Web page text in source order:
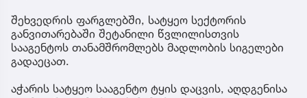
შეხვედრის ფარგლებში, სატყეო სექტორის
განვითარებაში შეტანილი წვლილისთვის
სააგენტოს თანამშრომლებს მადლობის სიგელები
გადაეცათ.
აჭარის სატყეო სააგენტო ტყის დაცვის, აღდგენისა